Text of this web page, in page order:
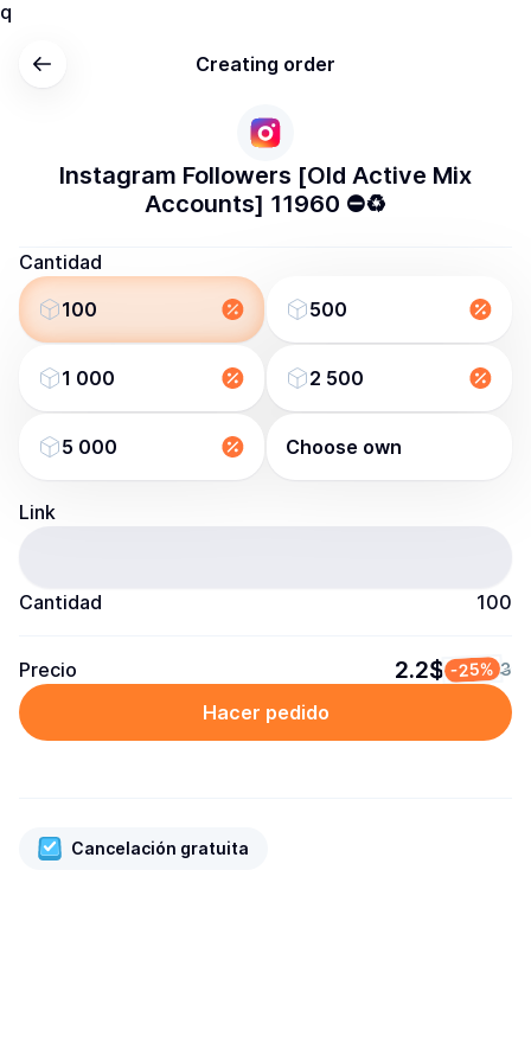
q
Creating order
Instagram Followers [Old Active Mix
Accounts] 11960 ⛔♻️
Cantidad
100
500
1 000 2 500
5 000 Choose own
Link
Cantidad 100
Precio 2.2$ -25% 3
Hacer pedido
Cancelación gratuita